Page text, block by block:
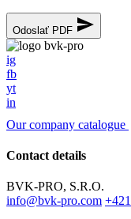
Odoslať PDF
ig
fb
yt
in
Our company catalogue
Contact details
BVK-PRO, S.R.O.
info@bvk-pro.com